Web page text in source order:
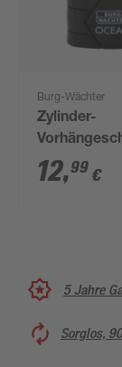
Burg-Wächter
Zylinder-
Ni 30 SB'
cm
12,99 €
5 Jahre
Sorglos,